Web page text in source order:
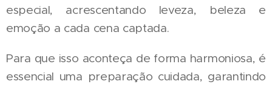
especial, acrescentando leveza, beleza e
emoção a cada cena captada.
Para que isso aconteça de forma harmoniosa, é
essencial uma preparação cuidada, garantindo